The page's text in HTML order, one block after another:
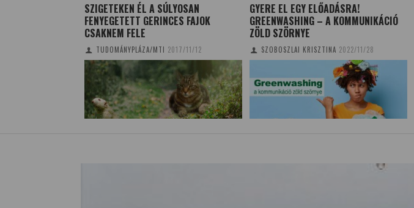
SZIGETEKEN ÉL A SÚLYOSAN
FENYEGETETT GERINCES FAJOK
CSAKNEM FELE
TUDOMÁNYPLÁZA/MTI 2017/11/12
GYERE EL EGY ELŐADÁSRA!
GREENWASHING – A KOMMUNIKÁCIÓ
ZÖLD SZÖRNYE
SZOBOSZLAI KRISZTINA 2022/11/28